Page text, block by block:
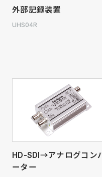
外部記録装置
UHS04R
HD-SDI→アナログコン
ーター